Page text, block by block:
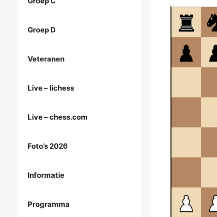
Groep D
Veteranen
Live – lichess
Live – chess.com
Foto’s 2026
Informatie
Programma